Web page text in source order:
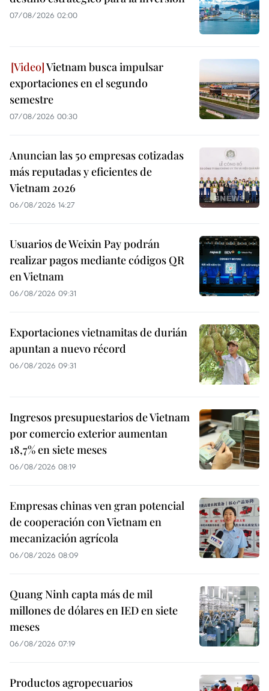
07/08/2026 02:00
Vietnam busca impulsar
exportaciones en el segundo
semestre
07/08/2026 00:30
Anuncian las 50 empresas cotizadas
más reputadas y eficientes de
Vietnam 2026
06/08/2026 14:27
Usuarios de Weixin Pay podrán
realizar pagos mediante códigos QR
en Vietnam
06/08/2026 09:31
Exportaciones vietnamitas de durián
apuntan a nuevo récord
06/08/2026 09:31
Ingresos presupuestarios de Vietnam
por comercio exterior aumentan
18,7% en siete meses
06/08/2026 08:19
Empresas chinas ven gran potencial
de cooperación con Vietnam en
mecanización agrícola
06/08/2026 08:09
Quang Ninh capta más de mil
millones de dólares en IED en siete
meses
06/08/2026 07:19
Productos agropecuarios